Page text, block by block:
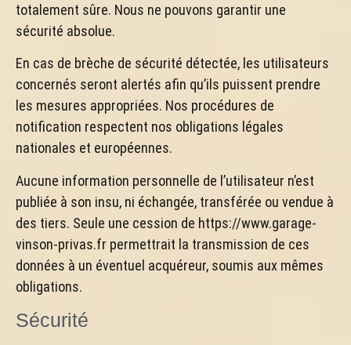
totalement sûre. Nous ne pouvons garantir une
sécurité absolue.
En cas de brèche de sécurité détectée, les utilisateurs
concernés seront alertés afin qu’ils puissent prendre
les mesures appropriées. Nos procédures de
notification respectent nos obligations légales
nationales et européennes.
Aucune information personnelle de l’utilisateur n’est
publiée à son insu, ni échangée, transférée ou vendue à
des tiers. Seule une cession de https://www.garage-
vinson-privas.fr permettrait la transmission de ces
données à un éventuel acquéreur, soumis aux mêmes
obligations.
Sécurité